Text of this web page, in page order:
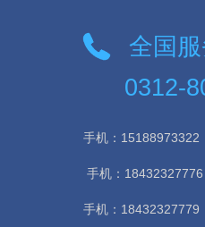
全国
0312-
手机：15188973322
手机：18432327776
手机：18432327779